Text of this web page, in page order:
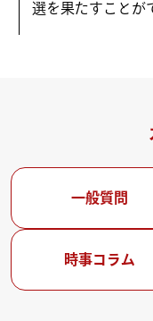
選を果たすことが
一般質問
時事コラム